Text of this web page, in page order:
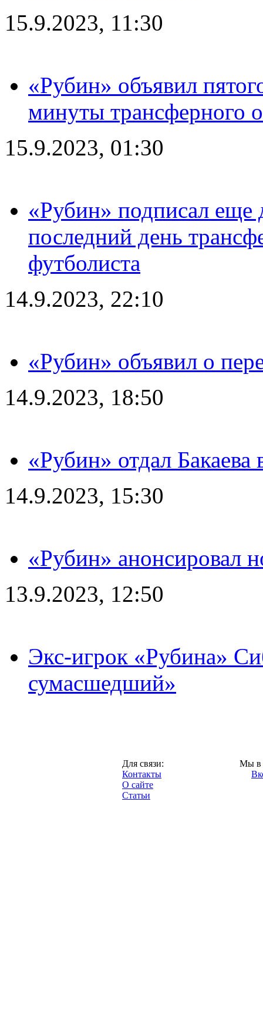
15.9.2023, 11:30
«Рубин» объявил
минуты трансферного
15.9.2023, 01:30
«Рубин» подписал еще
последний день
футболиста
14.9.2023, 22:10
«Рубин» объявил о
14.9.2023, 18:50
«Рубин» отдал
14.9.2023, 15:30
«Рубин» анонсировал
13.9.2023, 12:50
Экс-игрок «Рубина»
сумасшедший»
Для связи:
Контакты
О сайте
Статьи
Мы в